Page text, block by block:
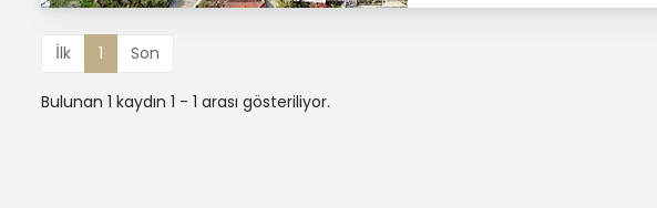
İlk 1 Son
Bulunan 1 kaydın 1 - 1 arası gösteriliyor.